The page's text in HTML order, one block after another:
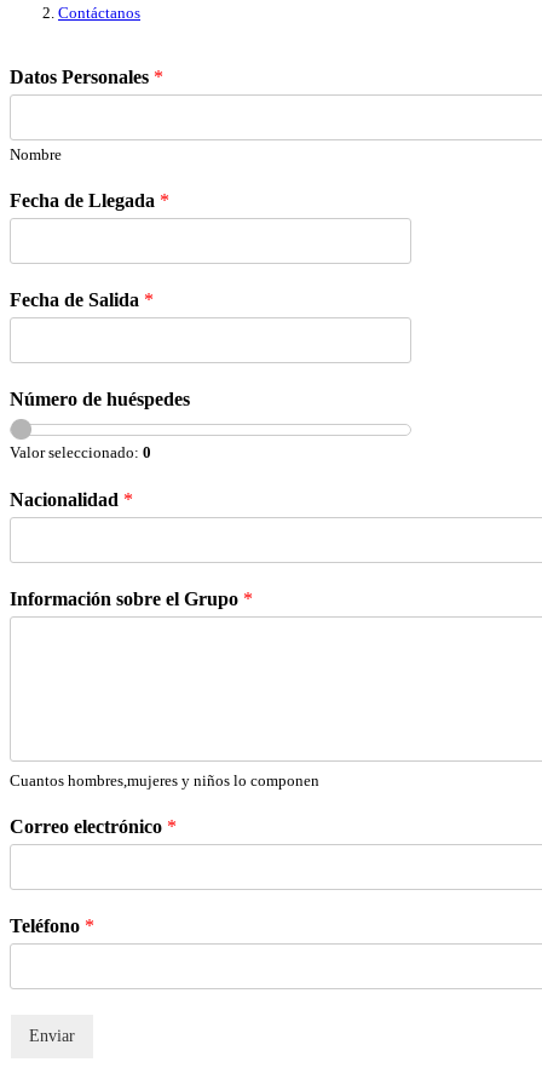
Contáctanos
Datos Personales *
Nombre
Fecha de Llegada *
Fecha de Salida *
Número de huéspedes
Valor seleccionado: 0
Nacionalidad *
Información sobre el Grupo *
Cuantos hombres,mujeres y niños lo componen
Correo electrónico *
Teléfono *
Enviar